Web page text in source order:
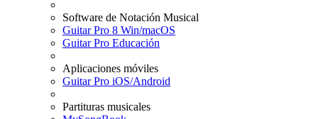
Software de Notación Musical
Guitar Pro 8 Win/macOS
Guitar Pro Educación
Aplicaciones móviles
Guitar Pro iOS/Android
Partituras musicales